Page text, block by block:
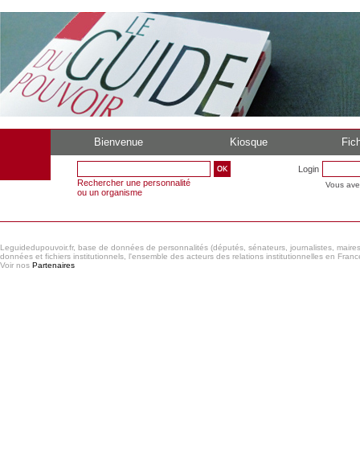
Bienvenue Kiosque
Rechercher une personnalité
ou un organisme
Login
Vous
Leguidedupouvoir.fr, base de données de personnalités (députés, sénateurs, journalistes,
données et fichiers institutionnels, l'ensemble des acteurs des relations institutionnelles en
Voir nos Partenaires